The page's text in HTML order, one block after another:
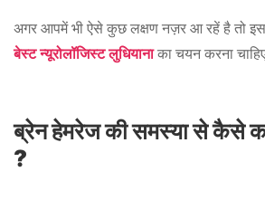
अगर आपमें भी ऐसे कुछ लक्षण नज़र आ रहें है तो
बेस्ट न्यूरोलॉजिस्ट लुधियानाका चयन करना
ब्रेन हेमरेज की समस्या से कैसे
?